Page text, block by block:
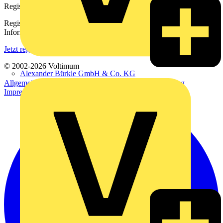
Alexander Bürkle GmbH & Co. KG
Registrierung
Registrieren Sie sich kostenlos und erhalten Sie stets aktuelle
Informationen aus der Elektroindustrie.
Jetzt registrieren
© 2002-2026 Voltimum
Allgemeine Geschäftsbedingungen
Datenschutzerklärung
Impressum